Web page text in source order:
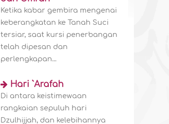
Ketika kabar gembira mengenai
keberangkatan ke Tanah Suci
tersiar, saat kursi penerbangan
telah dipesan dan
perlengkapan...
Hari `Arafah
Di antara keistimewaan
rangkaian sepuluh hari
Dzulhijjah, dan kelebihannya